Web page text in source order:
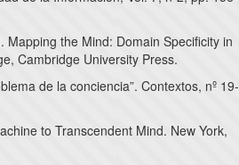
Mapping the Mind: Domain Specificity in
Cambridge University Press.
de la conciencia”. Contextos, nº 19-
to Transcendent Mind. New York,